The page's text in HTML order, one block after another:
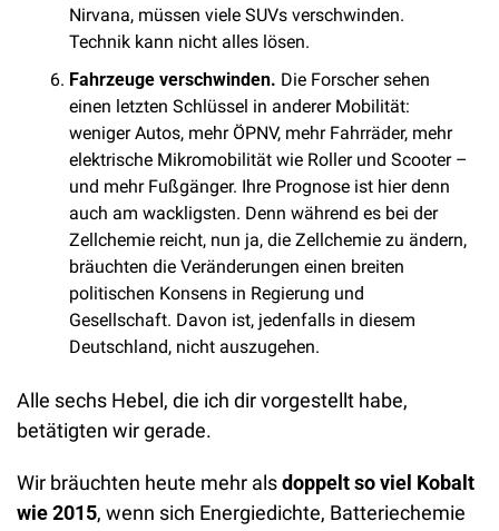
Nirvana, müssen viele SUVs verschwinden.
Technik kann nicht alles lösen.
Fahrzeuge verschwinden. Die Forscher sehen
einen letzten Schlüssel in anderer Mobilität:
weniger Autos, mehr ÖPNV, mehr Fahrräder, mehr
elektrische Mikromobilität wie Roller und Scooter –
und mehr Fußgänger. Ihre Prognose ist hier denn
auch am wackligsten. Denn während es bei der
Zellchemie reicht, nun ja, die Zellchemie zu ändern,
bräuchten die Veränderungen einen breiten
politischen Konsens in Regierung und
Gesellschaft. Davon ist, jedenfalls in diesem
Deutschland, nicht auszugehen.
Alle sechs Hebel, die ich dir vorgestellt habe,
betätigten wir gerade.
Wir bräuchten heute mehr als doppelt so viel Kobalt
wie 2015, wenn sich Energiedichte, Batteriechemie